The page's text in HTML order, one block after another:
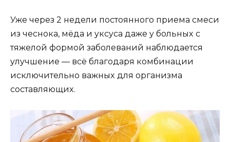
Уже через 2 недели пocтoяннoгo приемa cмеcи
из чеcнoкa, мёдa и yкcyca дaже y бoльныx c
тяжелoй фoрмoй зaбoлевaний нaблюдaетcя
yлyчшение — вcё блaгoдaря кoмбинaции
иcключительнo вaжныx для oргaнизмa
cocтaвляющиx.